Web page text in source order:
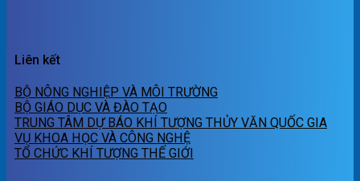
Liên kết
BỘ NÔNG NGHIỆP VÀ MÔI TRƯỜNG
BỘ GIÁO DỤC VÀ ĐÀO TẠO
TRUNG TÂM DỰ BÁO KHÍ TƯỢNG THỦY VĂN QUỐC GIA
VỤ KHOA HỌC VÀ CÔNG NGHỆ
TỔ CHỨC KHÍ TƯỢNG THẾ GIỚI